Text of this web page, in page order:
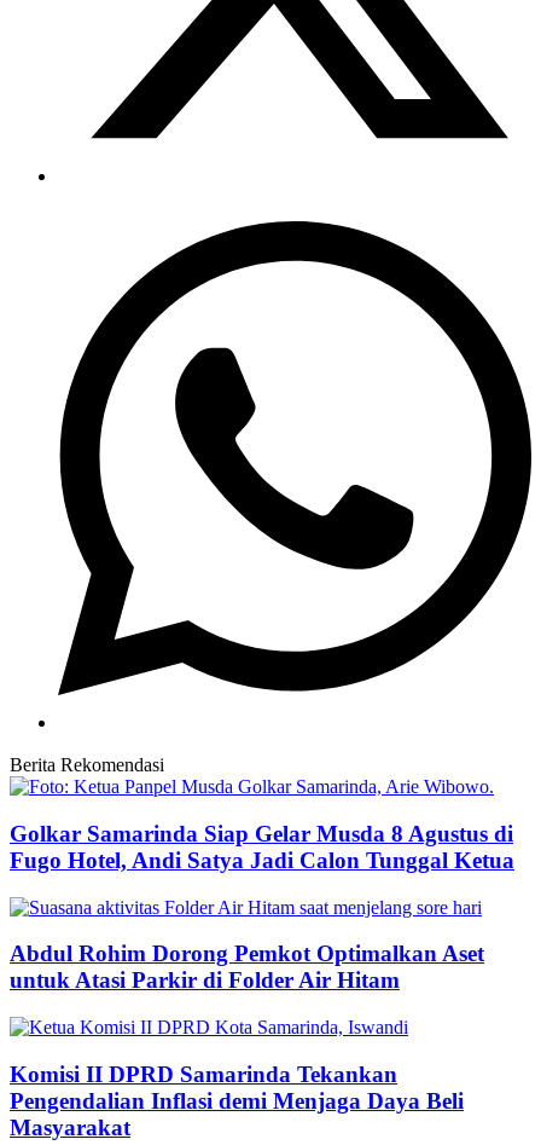
Berita Rekomendasi
Golkar Samarinda Siap Gelar Musda 8 Agustus di
Fugo Hotel, Andi Satya Jadi Calon Tunggal Ketua
Abdul Rohim Dorong Pemkot Optimalkan Aset
untuk Atasi Parkir di Folder Air Hitam
Komisi II DPRD Samarinda Tekankan
Pengendalian Inflasi demi Menjaga Daya Beli
Masyarakat